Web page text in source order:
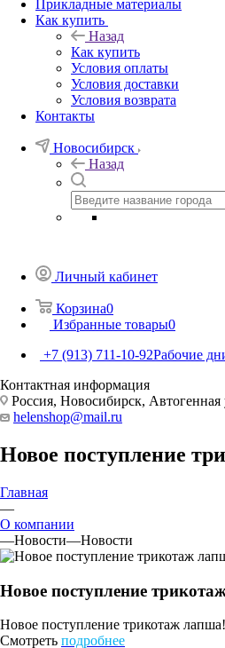
Прикладные материалы
Как купить
Назад
Как купить
Условия оплаты
Условия доставки
Условия возврата
Контакты
Новосибирск
Назад
Личный кабинет
Корзина0
Избранные товары0
+7 (913) 711-10-92Рабочие
Контактная информация
Россия, Новосибирск, Автогенная
helenshop@mail.ru
Новое поступление
Главная
—
О компании
—Новости—Новости
Новое поступление
Новое поступление трикотаж лапша!
Смотреть подробнее